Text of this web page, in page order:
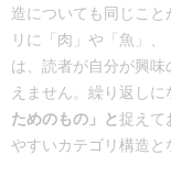
造についても同じこ
リに「肉」や「魚」
は、読者が自分が興
えません。繰り返しに
ためのもの」と捉えて
やすいカテゴリ構造と